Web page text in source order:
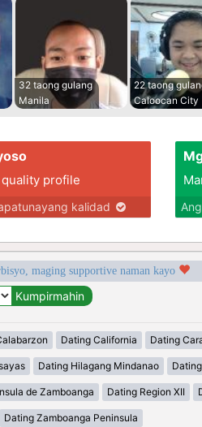
32 taong gulang
Manila
22 taong
Caloocan City
quality profile
kalidad
maging supportive naman kayo
Dating California Dating
Dating Hilagang Mindanao
de Zamboanga Dating Region XII
Dating Zamboanga Peninsula